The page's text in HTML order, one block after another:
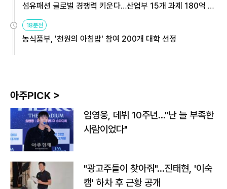
섬유패션 글로벌 경쟁력 키운다…산업부 15개 과제 180억 지
원
18분전
농식품부, '천원의 아침밥' 참여 200개 대학 선정
아주PICK >
임영웅, 데뷔 10주년…"난 늘 부족한
사람이었다"
"광고주들이 찾아줘"…진태현, '이숙
캠' 하차 후 근황 공개